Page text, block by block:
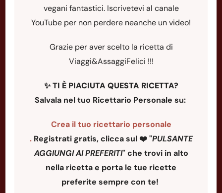
vegani fantastici. Iscrivetevi al canale
YouTube per non perdere neanche un video!
Grazie per aver scelto la ricetta di
Viaggi&AssaggiFelici !!!
✨TI È PIACIUTA QUESTA RICETTA?
Salvala nel tuo Ricettario Personale su:
Crea il tuo ricettario personale
. Registrati gratis, clicca sul ❤️ "PULSANTE
AGGIUNGI AI PREFERITI"che trovi in alto
nella ricetta e porta le tue ricette
preferite sempre con te!